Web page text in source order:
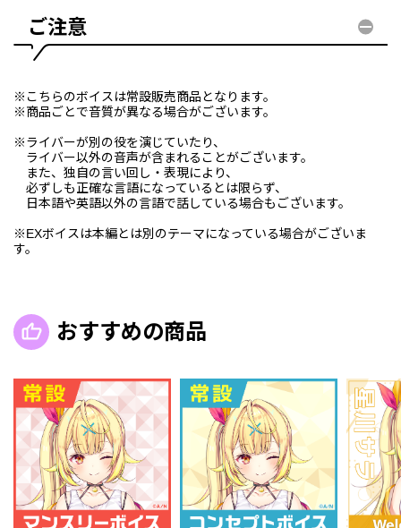
ご注意
※こちらのボイスは常設販売商品となります。
※商品ごとで音質が異なる場合がございます。
※ライバーが別の役を演じていたり、
ライバー以外の音声が含まれることがございます。
また、独自の言い回し・表現により、
必ずしも正確な言語になっているとは限らず、
日本語や英語以外の言語で話している場合もございます。
※EXボイスは本編とは別のテーマになっている場合がございま
す。
おすすめの商品